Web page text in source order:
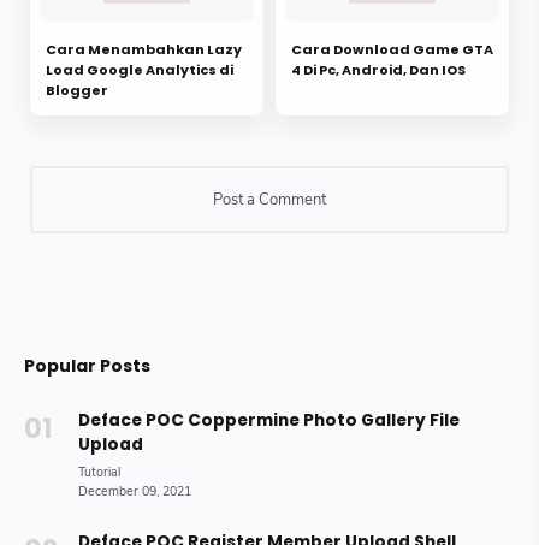
Cara Menambahkan Lazy
Load Google Analytics di
Blogger
Cara Download Game GTA
4 Di Pc, Android, Dan IOS
Popular Posts
Deface POC Coppermine Photo Gallery File
Upload